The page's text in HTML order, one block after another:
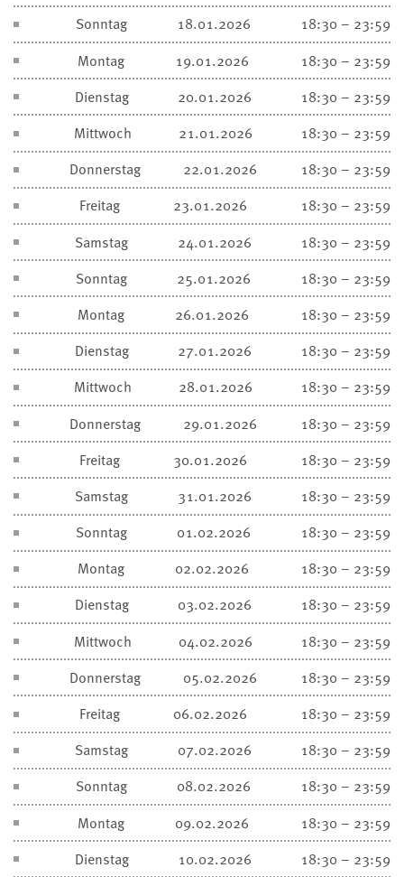
Sonntag
18.01.2026
18:30 – 23:59
Montag
19.01.2026
18:30 – 23:59
Dienstag
20.01.2026
18:30 – 23:59
Mittwoch
21.01.2026
18:30 – 23:59
Donnerstag
22.01.2026
18:30 – 23:59
Freitag
23.01.2026
18:30 – 23:59
Samstag
24.01.2026
18:30 – 23:59
Sonntag
25.01.2026
18:30 – 23:59
Montag
26.01.2026
18:30 – 23:59
Dienstag
27.01.2026
18:30 – 23:59
Mittwoch
28.01.2026
18:30 – 23:59
Donnerstag
29.01.2026
18:30 – 23:59
Freitag
30.01.2026
18:30 – 23:59
Samstag
31.01.2026
18:30 – 23:59
Sonntag
01.02.2026
18:30 – 23:59
Montag
02.02.2026
18:30 – 23:59
Dienstag
03.02.2026
18:30 – 23:59
Mittwoch
04.02.2026
18:30 – 23:59
Donnerstag
05.02.2026
18:30 – 23:59
Freitag
06.02.2026
18:30 – 23:59
Samstag
07.02.2026
18:30 – 23:59
Sonntag
08.02.2026
18:30 – 23:59
Montag
09.02.2026
18:30 – 23:59
Dienstag
10.02.2026 18:30 – 23:59